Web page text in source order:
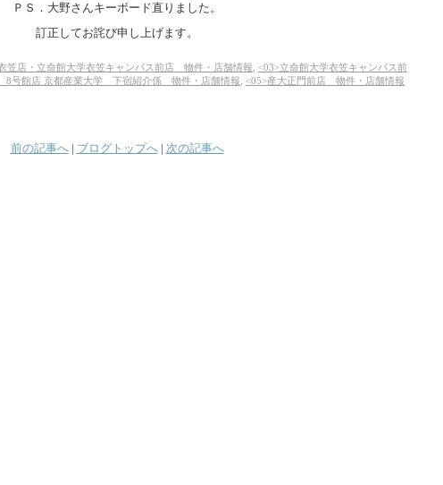
ＰＳ．大野さんキーボード直りました。
訂正してお詫び申し上げます。
笠店・立命館大学衣笠キャンパス前店 物件・店舗情報
<03>立命館大学衣笠キャンパス前
8号館店 京都産業大学 下宿紹介係 物件・店舗情報 <05>産大正門前店 物件・店舗情報
前の記事へ| ブログトップへ| 次の記事へ